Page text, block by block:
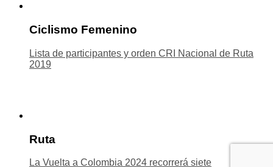
Ciclismo Femenino
Lista de participantes y orden CRI Nacional de Ruta
2019
Ruta
La Vuelta a Colombia 2024 recorrerá siete